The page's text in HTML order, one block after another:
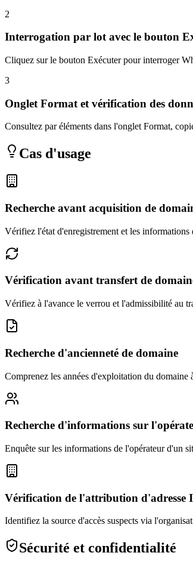
2
Interrogation par lot avec le bouton
Cliquez sur le bouton Exécuter pour interroger
3
Onglet Format et vérification des
Consultez par éléments dans l'onglet Format,
Cas d'usage
Recherche avant acquisition de
Vérifiez l'état d'enregistrement et les
Vérification avant transfert de
Vérifiez à l'avance le verrou et l'admissibilité au
Recherche d'ancienneté de domaine
Comprenez les années d'exploitation du
Recherche d'informations sur
Enquête sur les informations de l'opérateur d'un
Vérification de l'attribution d'adresse
Identifiez la source d'accès suspects via
Sécurité et confidentialité